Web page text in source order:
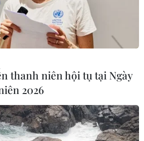
MỤC
cơ thao túng
thanh niên hội tụ tại Ngày
2026